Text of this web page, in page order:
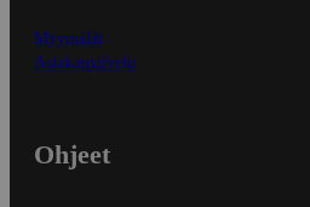
Myymälät
Asiakaspalvelu
Ohjeet